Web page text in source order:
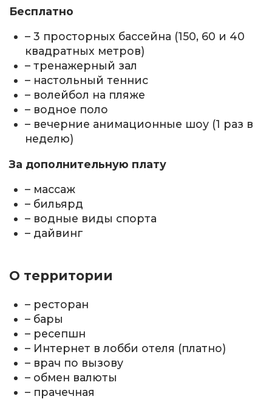
Бесплатно
– 3 просторных бассейна (150, 60 и 40
квадратных метров)
– тренажерный зал
– настольный теннис
– волейбол на пляже
– водное поло
– вечерние анимационные шоу (1 раз в
неделю)
За дополнительную плату
– массаж
– бильярд
– водные виды спорта
– дайвинг
О территории
– ресторан
– бары
– ресепшн
– Интернет в лобби отеля (платно)
– врач по вызову
– обмен валюты
– прачечная